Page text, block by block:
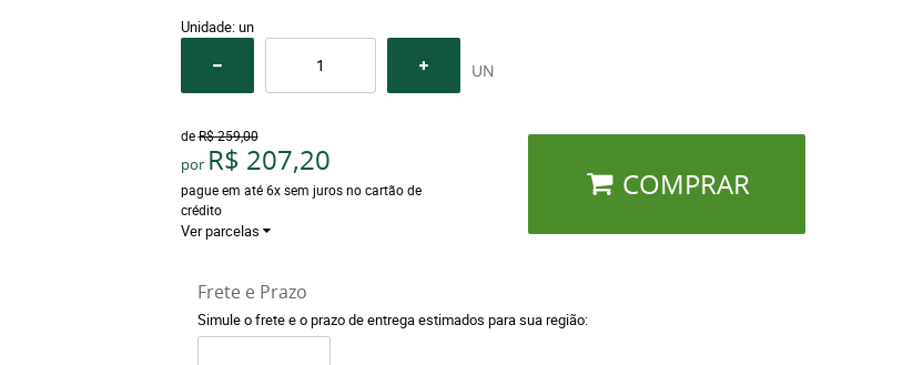
Unidade: un
UN
deR$ 259,00
por R$ 207,20
pague em até 6x sem juros no cartão de
crédito
Ver parcelas
COMPRAR
Frete e Prazo
Simule o frete e o prazo de entrega estimados para sua região: